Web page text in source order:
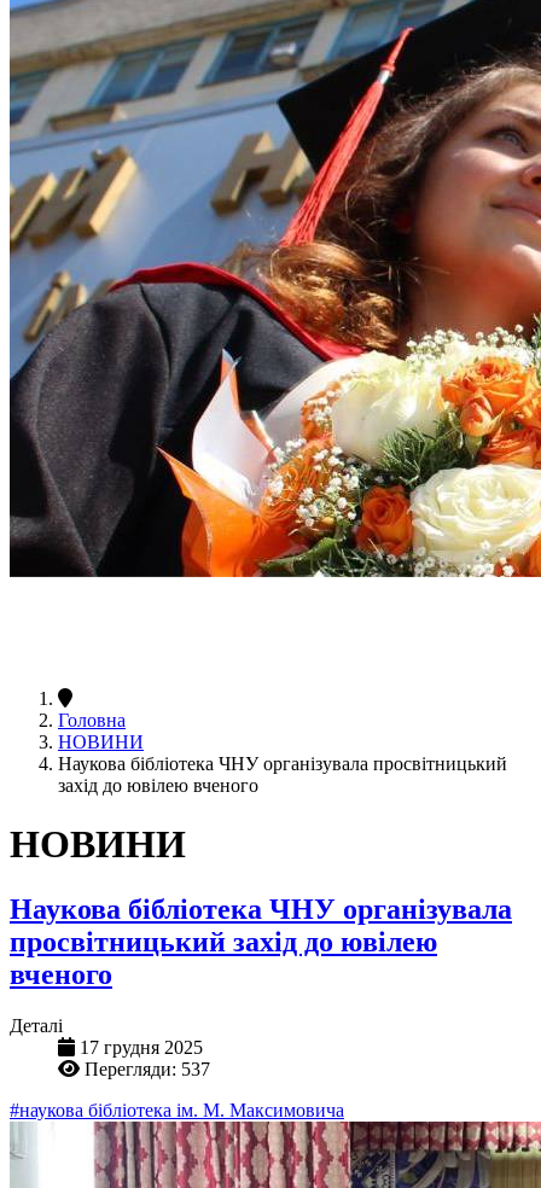
Головна
НОВИНИ
Наукова бібліотека ЧНУ організувала просвітницький
захід до ювілею вченого
НОВИНИ
Наукова бібліотека ЧНУ організувала
просвітницький захід до ювілею
вченого
Деталі
17 грудня 2025
Перегляди: 537
#наукова бібліотека ім. М. Максимовича